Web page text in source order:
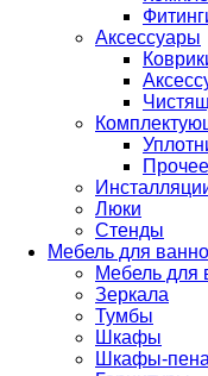
Аксессуары
Прочее
Люки
Стенды
Мебель для
Мебель для
Зеркала
Тумбы
Шкафы
Шкафы-